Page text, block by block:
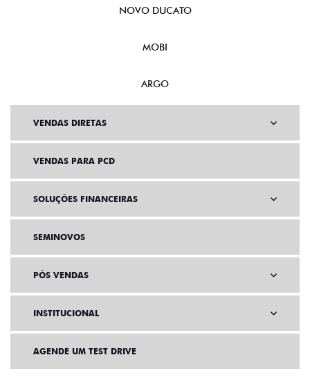
NOVO DUCATO
MOBI
ARGO
VENDAS DIRETAS
VENDAS PARA PCD
SOLUÇÕES FINANCEIRAS
SEMINOVOS
PÓS VENDAS
INSTITUCIONAL
AGENDE UM TEST DRIVE